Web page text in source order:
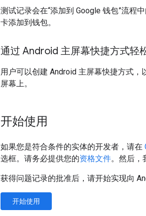
测试记录会在“添加到 Google 钱包”流程
卡添加到钱包。
通过 Android 主屏幕快捷方式轻
用户可以创建 Android 主屏幕快捷方式
屏幕上。
开始使用
如果您是符合条件的实体的开发者，请在
选框。请务必提供您的资格文件。然后，
获得问题记录的批准后，请开始实现向
开始使用